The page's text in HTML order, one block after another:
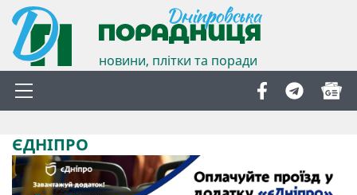
новини, плітки та поради
ЄДНІПРО